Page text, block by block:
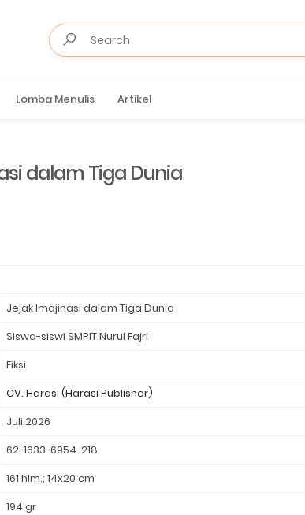
Lomba Menulis Artikel
dalam Tiga Dunia
Jejak Imajinasi dalam Tiga Dunia
Siswa-siswi SMPIT Nurul Fajri
Fiksi
Juli 2026
62-1633-6954-218
161 hlm.; 14x20 cm
194 gr